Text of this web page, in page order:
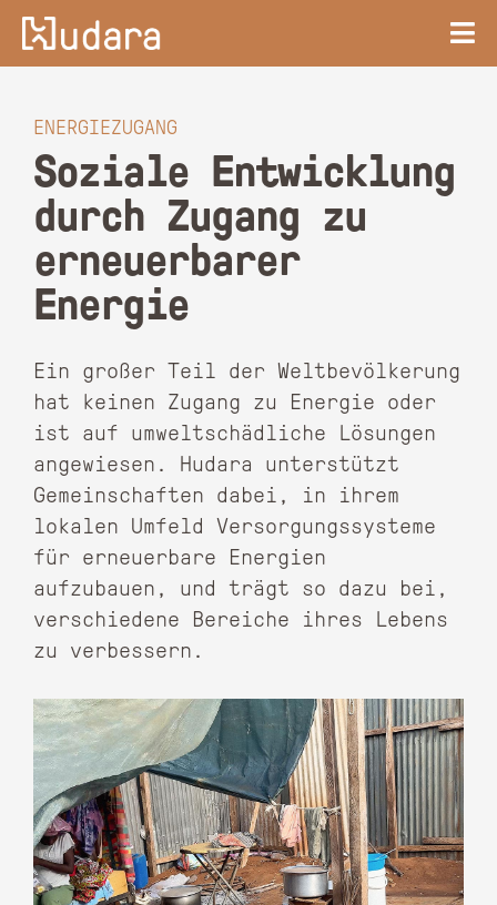
ENERGIEZUGANG
Soziale Entwicklung
durch Zugang zu
erneuerbarer
Energie
Ein großer Teil der Weltbevölkerung
hat keinen Zugang zu Energie oder
ist auf umweltschädliche Lösungen
angewiesen. Hudara unterstützt
Gemeinschaften dabei, in ihrem
lokalen Umfeld Versorgungssysteme
für erneuerbare Energien
aufzubauen, und trägt so dazu bei,
verschiedene Bereiche ihres Lebens
zu verbessern.